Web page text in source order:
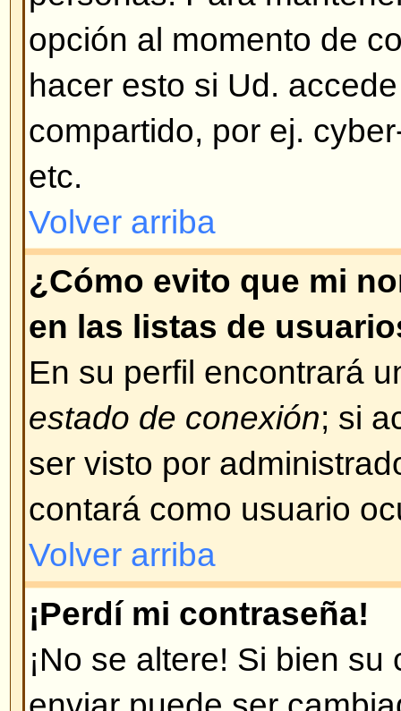
entonces su cuenta debe
su correo y vea las
algunos foros dejan que sus
cuentas y otros requieren la
administrador. Si no recibió un
correo sea correcto. Una de las
pide activación es para evitar
abusen del foro. Si ninguna de
concuerda con su problema,
administrador del foro.
Volver arriba
¡Me registré hace tiempo pero
conectarme!
Lo más probable es que: haya
de usuario o contraseña
correo, cuando se registró se le
su nombre de usuario y
ha borrado su cuenta por
los foros, periódicamente,
de usuarios, si Ud. pasó mucho